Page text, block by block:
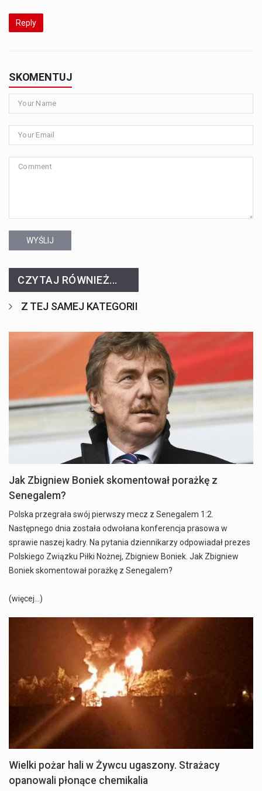
Reply
SKOMENTUJ
WYŚLIJ
CZYTAJ RÓWNIEŻ...
Z TEJ SAMEJ KATEGORII
Jak Zbigniew Boniek skomentował porażkę z
Senegalem?
Polska przegrała swój pierwszy mecz z Senegalem 1:2.
Następnego dnia została odwołana konferencja prasowa w
sprawie naszej kadry. Na pytania dziennikarzy odpowiadał prezes
Polskiego Związku Piłki Nożnej, Zbigniew Boniek. Jak Zbigniew
Boniek skomentował porażkę z Senegalem?
(więcej…)
Wielki pożar hali w Żywcu ugaszony. Strażacy
opanowali płonące chemikalia